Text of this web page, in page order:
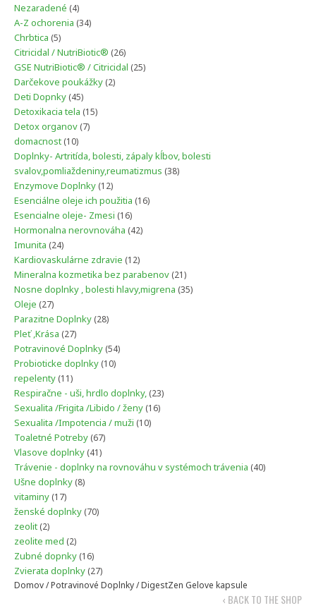
Domov/Potravinové Doplnky/ DigestZen Gelove kapsule
‹ BACK TO THE SHOP
Nezaradené 44
produkty
A-Z ochorenia 3434
Chrbtica 55
produktov
Citricidal / NutriBiotic® 2626
produktov
GSE NutriBiotic® / Citricidal 2525
Darčekove poukážky 22
Deti Dopnky 4545
produktov
Detoxikacia tela 1515
Detox organov 77
domacnost 1010
produktov
Doplnky- Artritída, bolesti, zápaly kĺbov, bolesti
svalov,pomliaždeniny,reumatizmus 3838
Enzymove Doplnky 1212
produktov
Esenciálne oleje ich použitia 1616
Esencialne oleje- Zmesi 1616
produktov
Hormonalna nerovnováha 4242
Imunita 2424
produktov
Kardiovaskulárne zdravie 1212
produktov
Mineralna kozmetika bez parabenov 2121
produktov
Nosne doplnky , bolesti hlavy,migrena 3535
Oleje 2727
produktov
Parazitne Doplnky 2828
Pleť ,Krása 2727
produktov
Potravinové Doplnky 5454
Probioticke doplnky 1010
repelenty 1111
produktov
Respiračne - uši, hrdlo doplnky, 2323
Sexualita /Frigita /Libido / ženy 1616
Sexualita /Impotencia / muži 1010
Toaletné Potreby 6767
Vlasove doplnky 4141
produktov
Trávenie - doplnky na rovnováhu v systémoch trávenia 4040
Ušne doplnky 88
vitaminy 1717
produktov
ženské doplnky 7070
zeolit 22
produkty
zeolite med 22
produkty
Zubné dopnky 1616
produktov
Zvierata doplnky 2727
produktov